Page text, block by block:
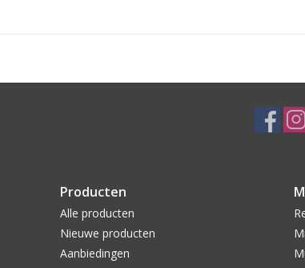
Producten
Alle producten
Nieuwe producten
Aanbiedingen